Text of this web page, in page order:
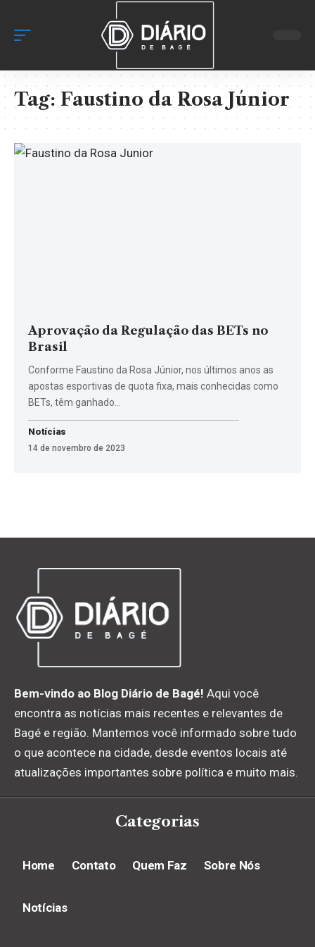
Tag:Faustino da Rosa Júnior
Aprovação da Regulação das BETs no
Brasil
Conforme Faustino da Rosa Júnior, nos últimos anos as
apostas esportivas de quota fixa, mais conhecidas como
BETs, têm ganhado…
Notícias
14 de novembro de 2023
Bem-vindo ao Blog Diário de Bagé! Aqui você
encontra as notícias mais recentes e relevantes de
Bagé e região. Mantemos você informado sobre tudo
o que acontece na cidade, desde eventos locais até
atualizações importantes sobre política e muito mais.
Categorias
Home Contato Quem Faz Sobre Nós
Notícias